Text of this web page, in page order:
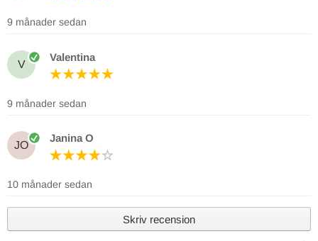
9 månader sedan
V
Valentina
9 månader sedan
JO
Janina O
10 månader sedan
Skriv recension